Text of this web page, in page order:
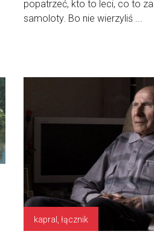
popatrzeć, kto to leci, co to za
samoloty. Bo nie wierzyliś ...
kapral, łącznik